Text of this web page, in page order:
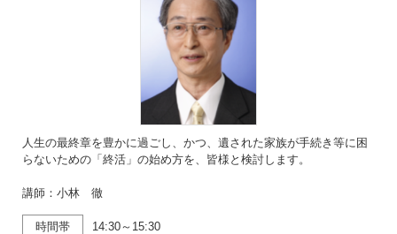
人生の最終章を豊かに過ごし、かつ、遺された家族が手続き等に困
らないための「終活」の始め方を、皆様と検討します。
講師：小林 徹
時間帯 14:30～15:30